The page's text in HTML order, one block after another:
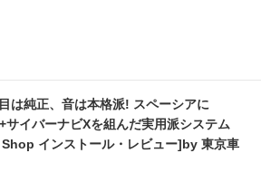
は純正、音は本格派! スペーシアに
サイバーナビXを組んだ実用派システム
インストール・レビュー]by 東京車